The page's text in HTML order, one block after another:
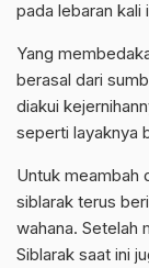
pada lebaran kali
Yang
berasal dari
diakui
seperti layaknya
Untuk meambah
siblarak terus
wahana. Setelah
Siblarak saat ini